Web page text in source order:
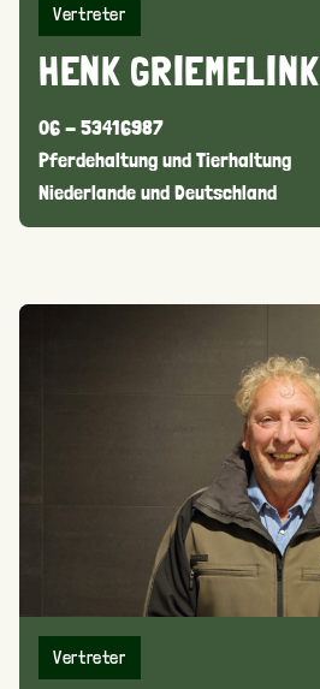
Vertreter
HENK GRIEMELINK
06 - 53416987
Pferdehaltung und Tierhaltung
Niederlande und Deutschland
Vertreter